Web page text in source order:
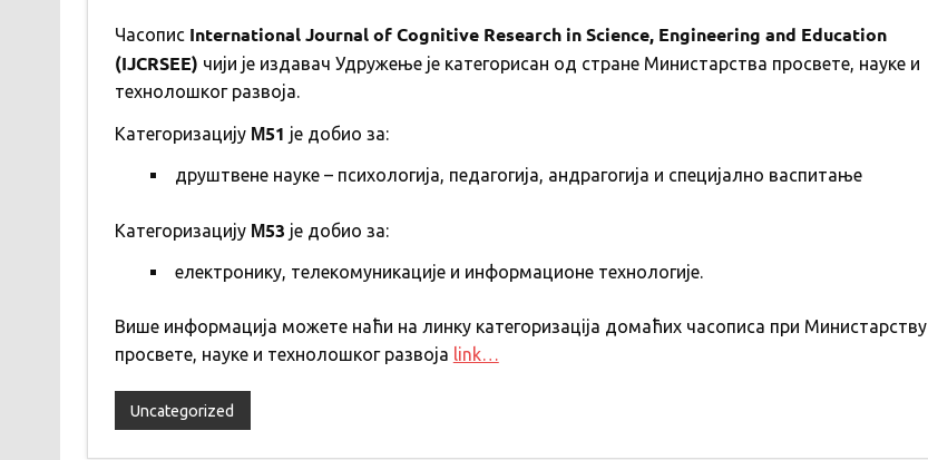
Часопис International Journal of Cognitive Research in Science, Engineering and Education
(IJCRSEE) чији је издавач Удружење је категорисан од стране Министарства просвете, науке и
технолошког развоја.
Категоризацију М51 је добио за:
друштвене науке – психологија, педагогија, андрагогија и специјално васпитање
КатегоризацијуМ53 је добио за:
електронику, телекомуникације и информационе технологије.
Више информација можете наћи на линку категоризацiјa домаћих часописа при Министарству
просвете, науке и технолошког развоја link…
Uncategorized